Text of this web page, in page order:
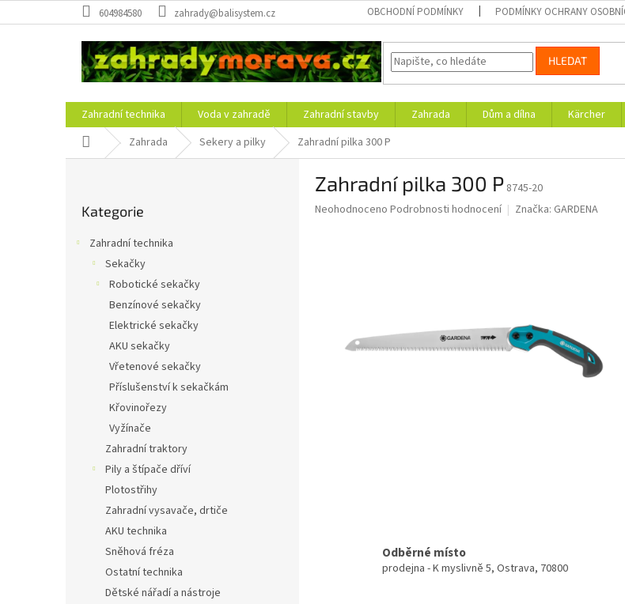
na
604984580 zahrady@balisystem.cz OBCHODNÍ PODMÍNKY PODMÍNKY OCHRANY
HLEDAT
Zahradní technika Voda v zahradě Zahradní stavby Zahrada Dům a dílna Kärcher
Domů Zahrada Sekery a pilky Zahradní pilka 300 P
kategorie
Kategorie
Zahradní technika
Sekačky
Robotické sekačky
Benzínové sekačky
Elektrické sekačky
AKU sekačky
Vřetenové sekačky
Příslušenství k sekačkám
Křovinořezy
Vyžínače
Zahradní traktory
Pily a štípače dříví
Plotostřihy
Zahradní vysavače, drtiče
AKU technika
Sněhová fréza
Ostatní technika
Dětské nářadí a nástroje
Zahradní pilka 300 P 8745-20
Průměrné
Neohodnoceno Podrobnosti hodnocení Značka: GARDENA
Odběrné místo
prodejna - K myslivně 5, Ostrava, 70800